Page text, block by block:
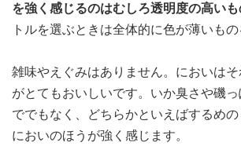
を強く感じるのはむしろ透明度の高いも
トルを選ぶときは全体的に色が薄いもの
雑味やえぐみはありません。においは
がとてもおいしいです。いか臭さや磯
ででもなく、どちらかといえばするめ
においのほうが強く感じます。